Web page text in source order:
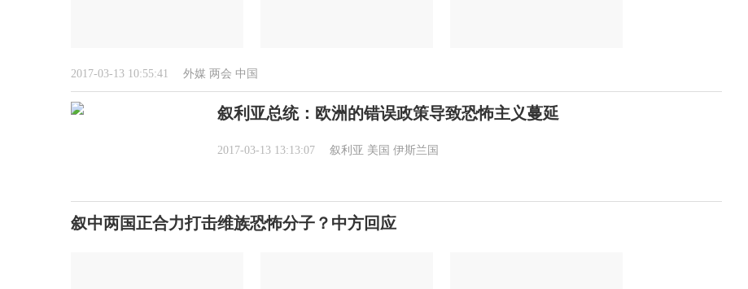
2017-03-13 10:55:41 外媒 两会 中国
叙利亚总统：欧洲的错误政策导致恐怖主义蔓延
2017-03-13 13:13:07 叙利亚 美国 伊斯兰国
叙中两国正合力打击维族恐怖分子？中方回应